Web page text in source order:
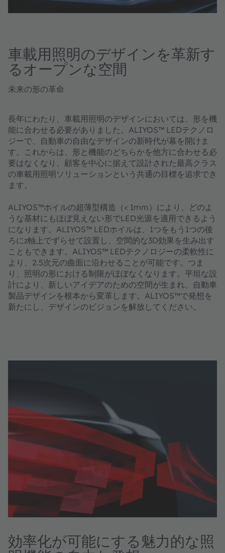
車載用照明のデザインを革新す
るオープンな空間
未来の形の革命
長年にわたり、車載用照明のデザインにおいては、形を機
能に合わせる必要がありました。ALIYOS™ LEDテクノロ
ジーで、自動車の自由なデザインの新時代が幕を開けま
す。これからは、形と機能のどちらかを他方に合わせる必
要はなくなり、顧客を中心に据えて設計された最高クラス
の車載用照明ソリューションという共通の目標を追求でき
ます。
ALIYOS™ホイルの超薄型構造（< 1mm）により、どのよ
うな基材にもほぼ見えない形でLED光源を適用できるよう
になります。ALIYOS™ LEDホイルは、1つをもう1つの後
ろにz軸上でずらせて設置し、空間的な3D効果を生み出す
こともできます。ALIYOS™ LEDテクノロジーの柔軟性に
より、2.5次元の曲面に沿わせることが可能です。つま
り、照明の形における制限がほぼなくなります。平坦な設
計により、新しいアイデアのための空間が生まれ、自動車
製品デザインを根本から変革します。ALIYOS™で発想を
新たにし、デザインのビジョンを解放してください。
効率化が可能にする魅力的な照